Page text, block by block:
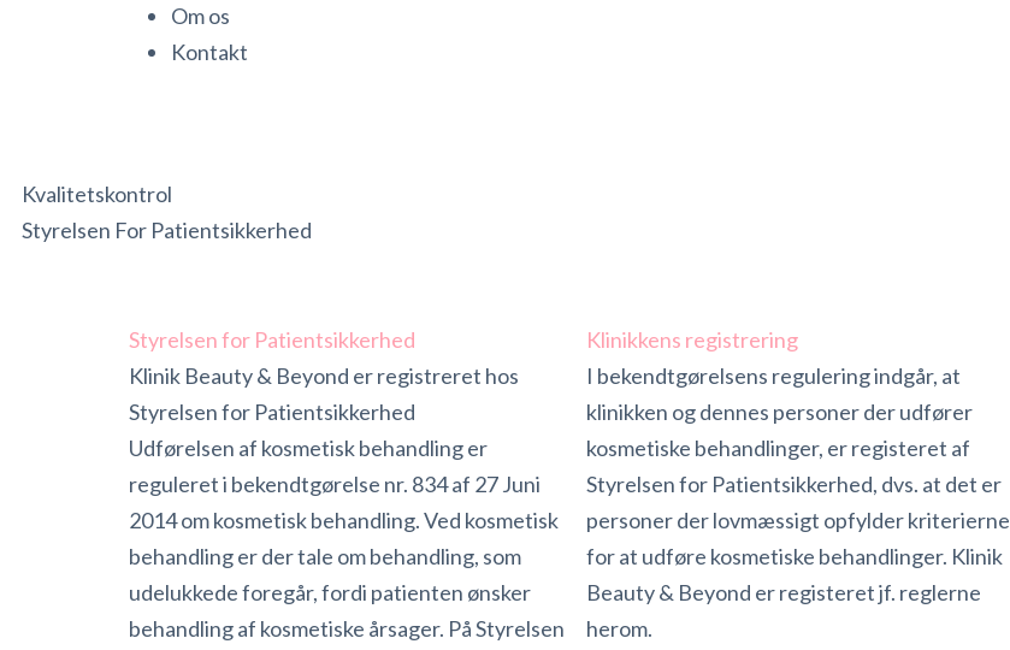
Om os
Kontakt
Kvalitetskontrol
Styrelsen For Patientsikkerhed
Styrelsen for Patientsikkerhed
Klinik Beauty & Beyond er registreret hos
Styrelsen for Patientsikkerhed
Udførelsen af kosmetisk behandling er
reguleret i bekendtgørelse nr. 834 af 27 Juni
2014 om kosmetisk behandling. Ved kosmetisk
behandling er der tale om behandling, som
udelukkede foregår, fordi patienten ønsker
behandling af kosmetiske årsager. På Styrelsen
Klinikkens registrering
I bekendtgørelsens regulering indgår, at
klinikken og dennes personer der udfører
kosmetiske behandlinger, er registeret af
Styrelsen for Patientsikkerhed, dvs. at det er
personer der lovmæssigt opfylder kriterierne
for at udføre kosmetiske behandlinger. Klinik
Beauty & Beyond er registeret jf. reglerne
herom.